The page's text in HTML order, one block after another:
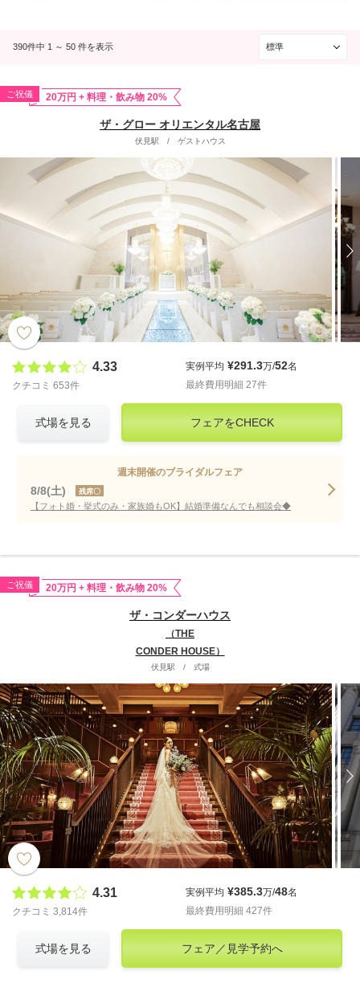
390件中 1 ～ 50 件を表示
ご祝儀 20万円 + 料理・飲み物 20%
ザ・グロー オリエンタル名古屋
伏見駅 / ゲストハウス
4.33
クチコミ 653件
実例平均 ¥291.3万/52名
最終費用明細 27件
式場を見る フェアをCHECK
週末開催のブライダルフェア
8/8(土) 残席〇
【フォト婚・挙式のみ・家族婚もOK】結婚準備なんでも相談会◆
ご祝儀 20万円 + 料理・飲み物 20%
ザ・コンダーハウス
（THE
CONDER HOUSE）
伏見駅 / 式場
4.31
クチコミ 3,814件
実例平均 ¥385.3万/48名
最終費用明細 427件
式場を見る フェア／見学予約へ